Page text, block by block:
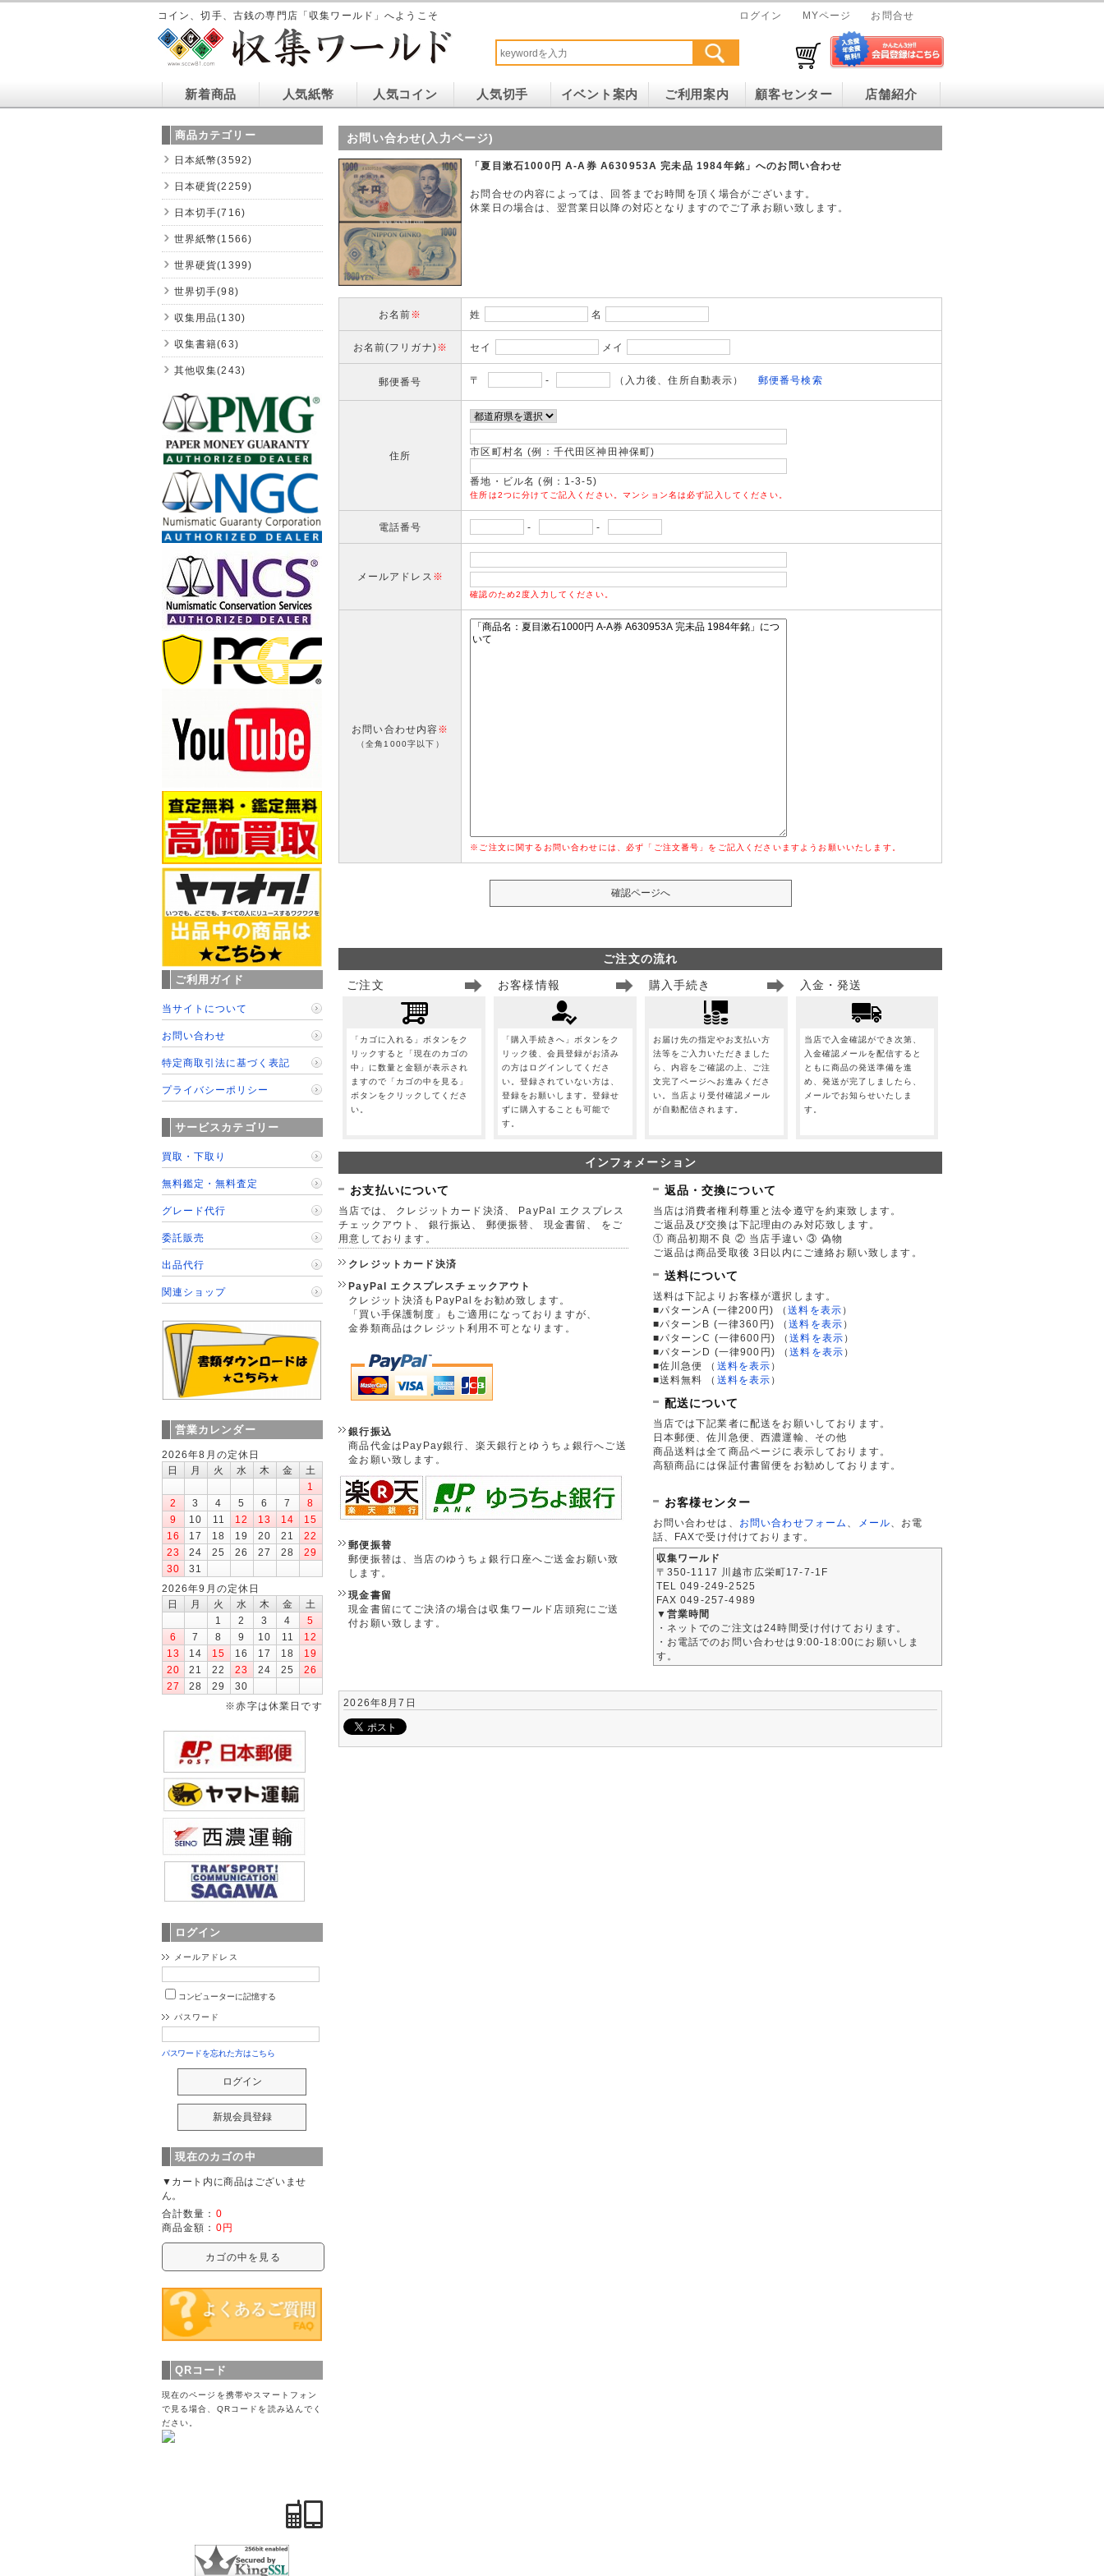
コイン、切手、古銭の専門店「収集ワールド」へようこそ ログイン MYページ お問合せ
新着商品 人気紙幣 人気コイン 人気切手 イベント案内 ご利用案内 顧客センター 店舗紹介
お問い合わせ(入力ページ)
「夏目漱石1000円 A-A券 A630953A 完未品 1984年銘」へのお問い合わせ
お問合せの内容によっては、回答までお時間を頂く場合がございます。
休業日の場合は、翌営業日以降の対応となりますのでご了承お願い致します。
お名前※ 姓 名
お名前(フリガナ)※ セイ メイ
郵便番号 〒 - （入力後、住所自動表示） 郵便番号検索
住所 市区町村名 (例：千代田区神田神保町)
番地・ビル名 (例：1-3-5)
住所は2つに分けてご記入ください。マンション名は必ず記入してください。
電話番号 - -
メールアドレス ※
確認のため2度入力してください。
お問い合わせ内容※
（全角1000字以下）
※ご注文に関するお問い合わせには、必ず「ご注文番号」をご記入くださいますようお願いいたします。
ご注文の流れ
ご注文
「カゴに入れる」ボタンをク
リックすると「現在のカゴの
中」に数量と金額が表示され
ますので「カゴの中を見る」
ボタンをクリックしてくださ
い。
お客様情報
「購入手続きへ」ボタンをク
リック後、会員登録がお済み
の方はログインしてくださ
い。登録されていない方は、
登録をお願いします。登録せ
ずに購入することも可能で
す。
購入手続き
お届け先の指定やお支払い方
法等をご入力いただきました
ら、内容をご確認の上、ご注
文完了ページへお進みくださ
い。当店より受付確認メール
が自動配信されます。
入金・発送
当店で入金確認ができ次第、
入金確認メールを配信すると
ともに商品の発送準備を進
め、発送が完了しましたら、
メールでお知らせいたしま
す。
インフォメーション
お支払いについて
当店では、 クレジットカード決済、 PayPal エクスプレス
チェックアウト、 銀行振込、 郵便振替、 現金書留、 をご
用意しております。
クレジットカード決済
PayPal エクスプレスチェックアウト
クレジット決済もPayPalをお勧め致します。
「買い手保護制度」もご適用になっておりますが、
金券類商品はクレジット利用不可となります。
銀行振込
商品代金はPayPay銀行、楽天銀行とゆうちょ銀行へご送
金お願い致します。
郵便振替
郵便振替は、当店のゆうちょ銀行口座へご送金お願い致
します。
現金書留
現金書留にてご決済の場合は収集ワールド店頭宛にご送
付お願い致します。
返品・交換について
当店は消費者権利尊重と法令遵守を約束致します。
ご返品及び交換は下記理由のみ対応致します。
① 商品初期不良 ② 当店手違い ③ 偽物
ご返品は商品受取後 3日以内にご連絡お願い致します。
送料について
送料は下記よりお客様が選択します。
■パターンA (一律200円)
（送料を表示 ）
■パターンB (一律360円)
（送料を表示 ）
■パターンC (一律600円)
（送料を表示 ）
■パターンD (一律900円)
（送料を表示 ）
■佐川急便
（ 送料を表示 ）
■送料無料
（ 送料を表示 ）
配送について
当店では下記業者に配送をお願いしております。
日本郵便、佐川急便、西濃運輸、その他
商品送料は全て商品ページに表示しております。
高額商品には保証付書留便をお勧めしております。
お客様センター
お問い合わせは、 お問い合わせフォーム メール 、お電
話、FAXで受け付けております。
収集ワールド
〒350-1117 川越市広栄町17-7-1F
TEL 049-249-2525
FAX 049-257-4989
▼営業時間
・ネットでのご注文は24時間受け付けております。
・お電話でのお問い合わせは9:00-18:00にお願いしま
す。
2026年8月7日
商品カテゴリー
日本紙幣(3592)
日本硬貨(2259)
日本切手(716)
世界紙幣(1566)
世界硬貨(1399)
世界切手(98)
収集用品(130)
収集書籍(63)
其他収集(243)
ご利用ガイド
当サイトについて
お問い合わせ
特定商取引法に基づく表記
プライバシーポリシー
サービスカテゴリー
買取・下取り
無料鑑定・無料査定
グレード代行
委託販売
出品代行
関連ショップ
営業カレンダー
2026年8月の定休日
日
月 火 水 木 金
土
1
2
3 4 5 6 7
8
9
10 11 12 13 14
15
16
17 18 19 20 21
22
23
24 25 26 27 28
29
30
31
2026年9月の定休日
日
月 火 水 木 金
土
1
2 3 4
5
6
7 8 9 10 11
12
13
14 15 16 17 18
19
20
21 22 23 24 25
26
27
28 29
30
※赤字は休業日です
ログイン
メールアドレス
コンピューターに記憶する
パスワード
パスワードを忘れた方はこちら
現在のカゴの中
▼カート内に商品はございませ
ん。
合計数量： 0
商品金額： 0円
カゴの中を見る
QRコード
現在のページを携帯やスマートフォン
で見る場合、QRコードを読み込んでく
ださい。